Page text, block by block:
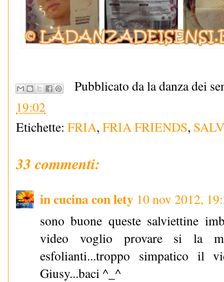
Pubblicato da la danza dei
19:02
Etichette: FRIA, FRIA FRIENDS,
33 commenti:
in cucina con lety 10 nov 2012,
sono buone queste salviettine
video voglio provare si la
esfolianti...troppo simpatico il
Giusy...baci ^_^